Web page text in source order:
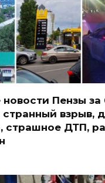
новости Пензы за
странный взрыв,
страшное ДТП,